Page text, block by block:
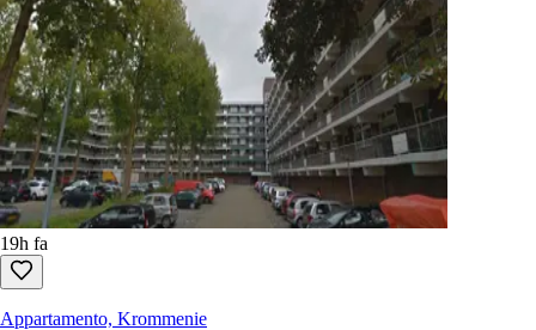
19h fa
Appartamento, Krommenie